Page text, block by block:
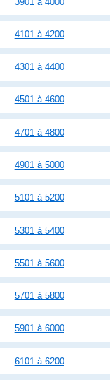
4101 à 4200
4301 à 4400
4501 à 4600
4701 à 4800
4901 à 5000
5101 à 5200
5301 à 5400
5501 à 5600
5701 à 5800
5901 à 6000
6101 à 6200